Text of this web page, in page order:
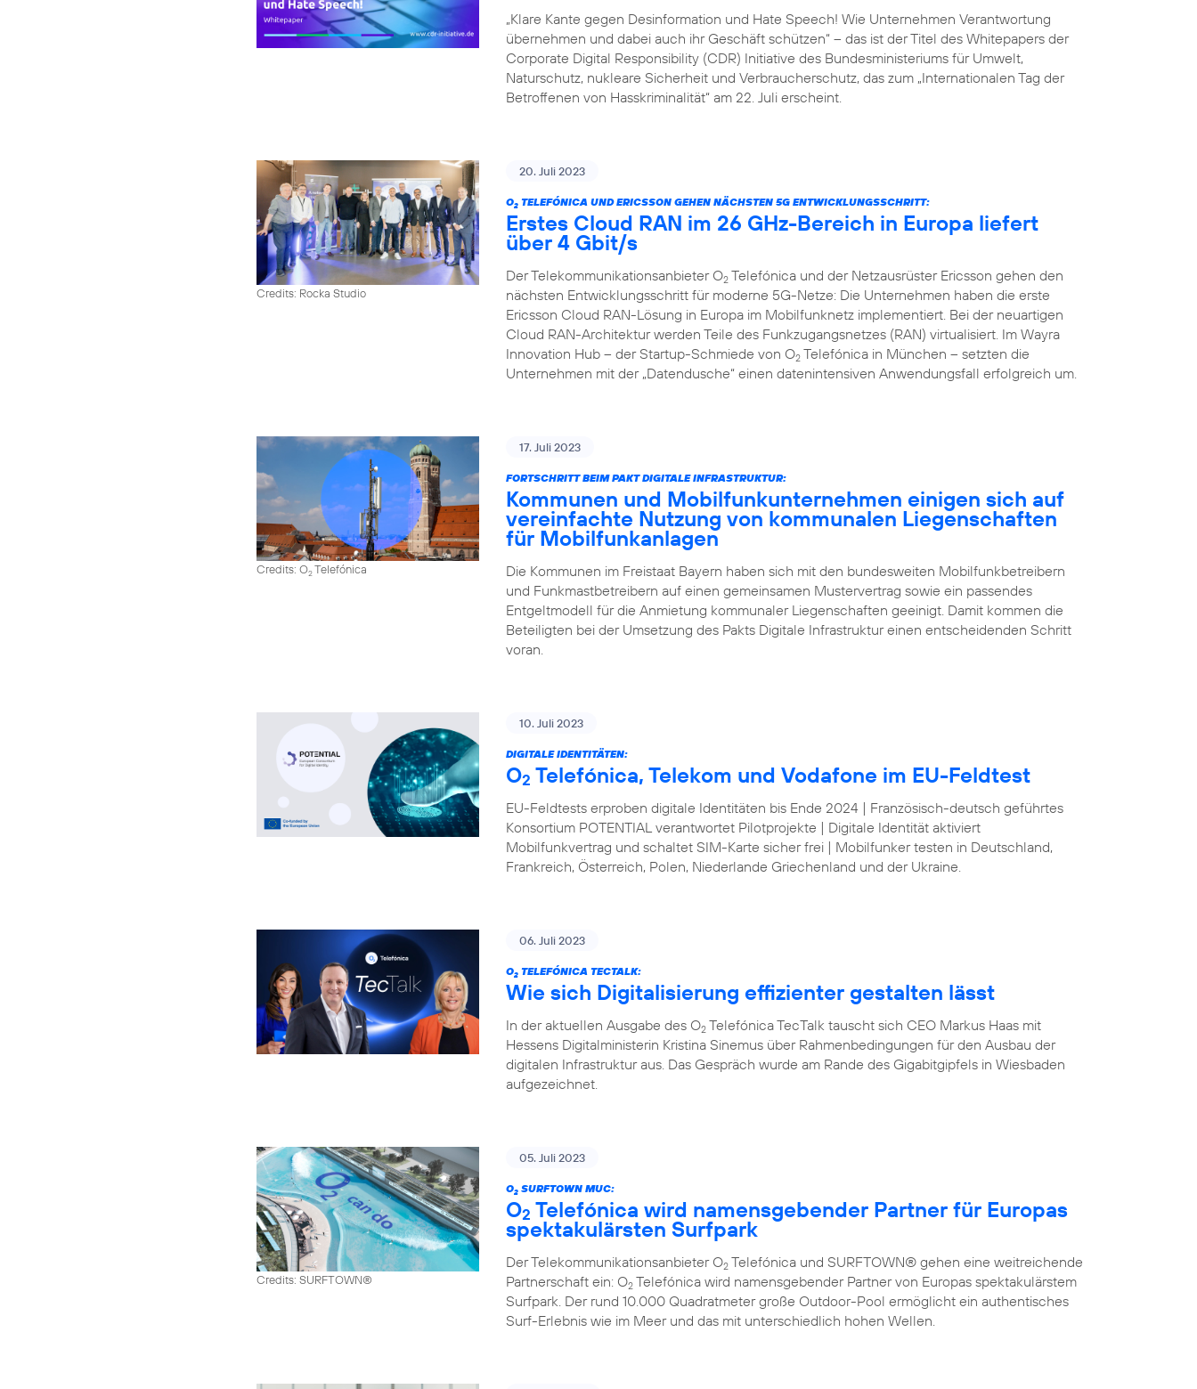
„Klare Kante gegen Desinformation und Hate Speech! Wie Unternehmen Verantwortung
übernehmen und dabei auch ihr Geschäft schützen“ – das ist der Titel des Whitepapers der
Corporate Digital Responsibility (CDR) Initiative des Bundesministeriums für Umwelt,
Naturschutz, nukleare Sicherheit und Verbraucherschutz, das zum „Internationalen Tag der
Betroffenen von Hasskriminalität“ am 22. Juli erscheint.
Credits: Rocka Studio
20. Juli 2023
O2 TELEFÓNICA UND ERICSSON GEHEN NÄCHSTEN 5G ENTWICKLUNGSSCHRITT:
Erstes Cloud RAN im 26 GHz-Bereich in Europa liefert
über 4 Gbit/s
Der Telekommunikationsanbieter O2 Telefónica und der Netzausrüster Ericsson gehen den
nächsten Entwicklungsschritt für moderne 5G-Netze: Die Unternehmen haben die erste
Ericsson Cloud RAN-Lösung in Europa im Mobilfunknetz implementiert. Bei der neuartigen
Cloud RAN-Architektur werden Teile des Funkzugangsnetzes (RAN) virtualisiert. Im Wayra
Innovation Hub – der Startup-Schmiede von O2 Telefónica in München – setzten die
Unternehmen mit der „Datendusche“ einen datenintensiven Anwendungsfall erfolgreich um.
Credits: O2Telefónica
17. Juli 2023
FORTSCHRITT BEIM PAKT DIGITALE INFRASTRUKTUR:
Kommunen und Mobilfunkunternehmen einigen sich auf
vereinfachte Nutzung von kommunalen Liegenschaften
für Mobilfunkanlagen
Die Kommunen im Freistaat Bayern haben sich mit den bundesweiten Mobilfunkbetreibern
und Funkmastbetreibern auf einen gemeinsamen Mustervertrag sowie ein passendes
Entgeltmodell für die Anmietung kommunaler Liegenschaften geeinigt. Damit kommen die
Beteiligten bei der Umsetzung des Pakts Digitale Infrastruktur einen entscheidenden Schritt
voran.
10. Juli 2023
DIGITALE IDENTITÄTEN:
O2 Telefónica, Telekom und Vodafone im EU-Feldtest
EU-Feldtests erproben digitale Identitäten bis Ende 2024 | Französisch-deutsch geführtes
Konsortium POTENTIAL verantwortet Pilotprojekte | Digitale Identität aktiviert
Mobilfunkvertrag und schaltet SIM-Karte sicher frei | Mobilfunker testen in Deutschland,
Frankreich, Österreich, Polen, Niederlande Griechenland und der Ukraine.
06. Juli 2023
O2 TELEFÓNICA TECTALK:
Wie sich Digitalisierung effizienter gestalten lässt
In der aktuellen Ausgabe des O2 Telefónica TecTalk tauscht sich CEO Markus Haas mit
Hessens Digitalministerin Kristina Sinemus über Rahmenbedingungen für den Ausbau der
digitalen Infrastruktur aus. Das Gespräch wurde am Rande des Gigabitgipfels in Wiesbaden
aufgezeichnet.
Credits: SURFTOWN®
05. Juli 2023
O2 SURFTOWN MUC:
O2 Telefónica wird namensgebender Partner für Europas
spektakulärsten Surfpark
Der Telekommunikationsanbieter O2 Telefónica und SURFTOWN® gehen eine weitreichende
Partnerschaft ein: O2 Telefónica wird namensgebender Partner von Europas spektakulärstem
Surfpark. Der rund 10.000 Quadratmeter große Outdoor-Pool ermöglicht ein authentisches
Surf-Erlebnis wie im Meer und das mit unterschiedlich hohen Wellen.